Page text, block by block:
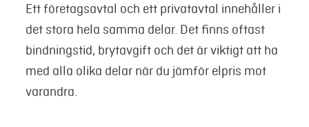
Ett företagsavtal och ett privatavtal innehåller i
det stora hela samma delar. Det finns oftast
bindningstid, brytavgift och det är viktigt att ha
med alla olika delar när du jämför elpris mot
varandra.